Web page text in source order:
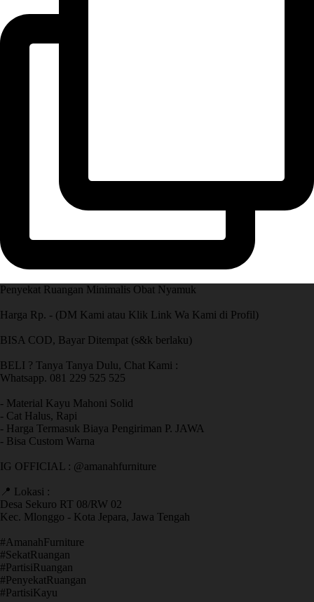
Penyekat Ruangan Minimalis Obat Nyamuk
Harga Rp. - (DM Kami atau Klik Link Wa Kami di Profil)
BISA COD, Bayar Ditempat (s&k berlaku)
BELI ? Tanya Tanya Dulu, Chat Kami :
Whatsapp. 081 229 525 525
- Material Kayu Mahoni Solid
- Cat Halus, Rapi
- Harga Termasuk Biaya Pengiriman P. JAWA
- Bisa Custom Warna
IG OFFICIAL : @amanahfurniture
📍 Lokasi :
Desa Sekuro RT 08/RW 02
Kec. Mlonggo - Kota Jepara, Jawa Tengah
​#AmanahFurniture
​#SekatRuangan
​#PartisiRuangan
​#PenyekatRuangan
​#PartisiKayu